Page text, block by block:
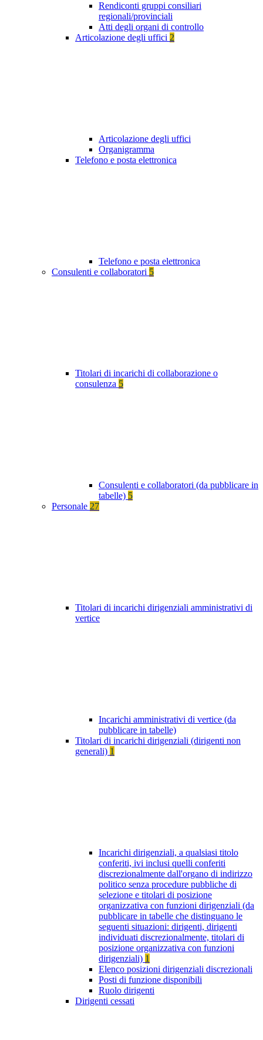
Rendiconti gruppi consiliari
regionali/provinciali
Atti degli organi di controllo
Articolazione degli uffici 2
Articolazione degli uffici
Organigramma
Telefono e posta elettronica
Telefono e posta elettronica
Consulenti e collaboratori 5
Titolari di incarichi di collaborazione o
consulenza 5
Consulenti e collaboratori (da pubblicare in
tabelle) 5
Personale 27
Titolari di incarichi dirigenziali amministrativi di
vertice
Incarichi amministrativi di vertice (da
pubblicare in tabelle)
Titolari di incarichi dirigenziali (dirigenti non
generali) 1
Incarichi dirigenziali, a qualsiasi titolo
conferiti, ivi inclusi quelli conferiti
discrezionalmente dall'organo di indirizzo
politico senza procedure pubbliche di
selezione e titolari di posizione
organizzativa con funzioni dirigenziali (da
pubblicare in tabelle che distinguano le
seguenti situazioni: dirigenti, dirigenti
individuati discrezionalmente, titolari di
posizione organizzativa con funzioni
dirigenziali) 1
Elenco posizioni dirigenziali discrezionali
Posti di funzione disponibili
Ruolo dirigenti
Dirigenti cessati